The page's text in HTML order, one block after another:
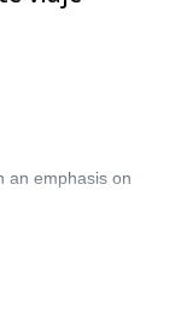
an emphasis on